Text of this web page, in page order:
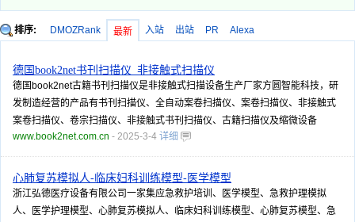
排序: DMOZRank 最新 入站 出站 PR Alexa
德国book2net书刊扫描仪_非接触式扫描仪
德国book2net古籍书刊扫描仪是非接触式扫描设备生产厂家方圆智能科技，研
发制造经营的产品有书刊扫描仪、全自动案卷扫描仪、案卷扫描仪、非接触式
案卷扫描仪、卷宗扫描仪、非接触式书刊扫描仪、古籍扫描仪及缩微设备
www.book2net.com.cn - 2025-3-4 详细
心肺复苏模拟人-临床妇科训练模型-医学模型
浙江弘德医疗设备有限公司一家集应急救护培训、医学模型、急救护理模拟
人、医学护理模型、心肺复苏模拟人、临床妇科训练模型、心肺复苏模型、急